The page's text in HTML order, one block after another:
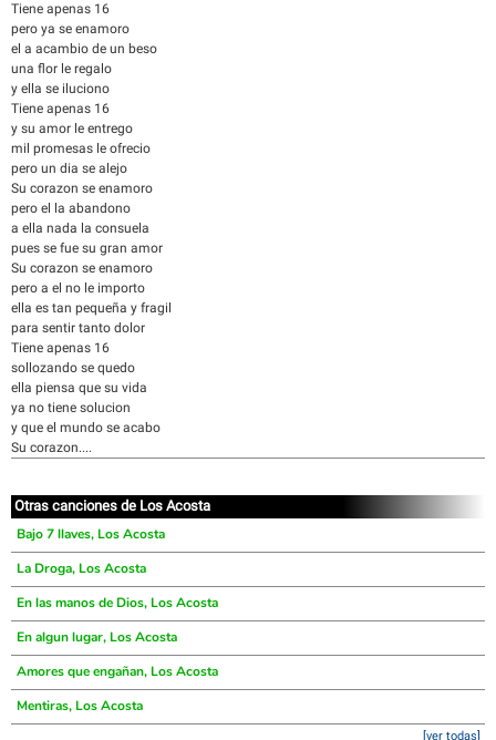
Tiene apenas 16
pero ya se enamoro
el a acambio de un beso
una flor le regalo
y ella se iluciono
Tiene apenas 16
y su amor le entrego
mil promesas le ofrecio
pero un dia se alejo
Su corazon se enamoro
pero el la abandono
a ella nada la consuela
pues se fue su gran amor
Su corazon se enamoro
pero a el no le importo
ella es tan pequeña y fragil
para sentir tanto dolor
Tiene apenas 16
sollozando se quedo
ella piensa que su vida
ya no tiene solucion
y que el mundo se acabo
Su corazon....
Otras canciones de Los Acosta
Bajo 7 llaves, Los Acosta
La Droga, Los Acosta
En las manos de Dios, Los Acosta
En algun lugar, Los Acosta
Amores que engañan, Los Acosta
Mentiras, Los Acosta
[ver todas]